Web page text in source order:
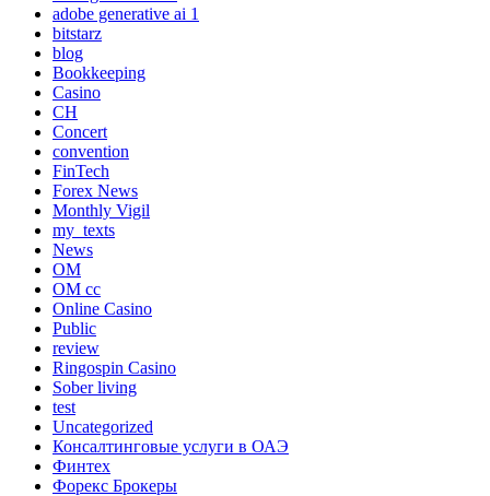
adobe generative ai 1
bitstarz
blog
Bookkeeping
Casino
CH
Concert
convention
FinTech
Forex News
Monthly Vigil
my_texts
News
OM
OM cc
Online Casino
Public
review
Ringospin Casino
Sober living
test
Uncategorized
Консалтинговые услуги в ОАЭ
Финтех
Форекс Брокеры